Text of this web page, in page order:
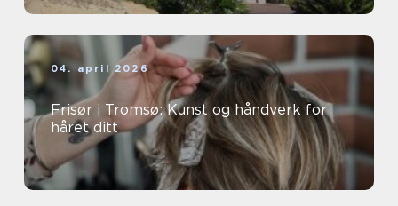
04. april 2026
Frisør i Tromsø: Kunst og håndverk for
håret ditt